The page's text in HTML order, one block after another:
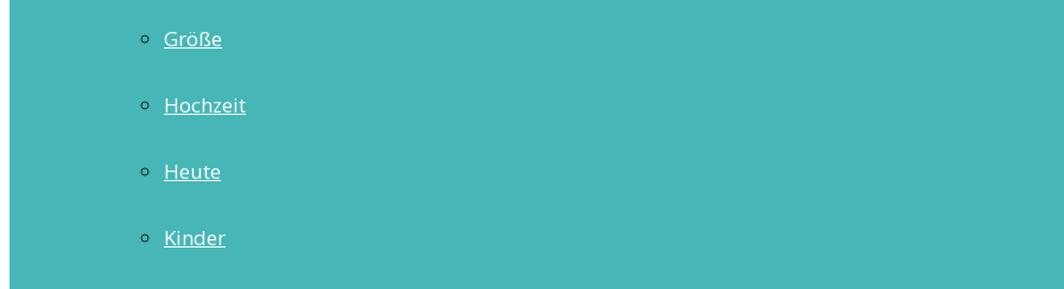
Größe
Hochzeit
Heute
Kinder